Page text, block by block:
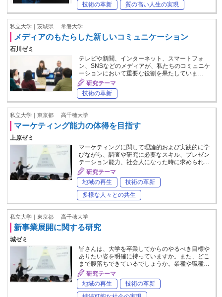
技術の革新
質の高い人生の実現
私立大学｜茨城県 常磐大学
メディアのもたらした新しいコミュニケーション
石川ゼミ
テレビや新聞、インターネット、スマートフォ
ン、SNSなどのメディアが、私たちのコミュニケ
ーションにおいて重要な役割を果たしていま…
研究テーマ
技術の革新
私立大学｜東京都 高千穂大学
マーケティング能力の体得を目指す
上原ゼミ
マーケティングに関して理論的および実践的に学
びながら、調査や研究に必要なスキル、プレゼン
テーション能力、社会人になった時に求められ…
研究テーマ
地域の再生
技術の革新
多様な人々との共生
私立大学｜東京都 高千穂大学
新事業展開に関する研究
城ゼミ
皆さんは、大学を卒業してからのやるべき目標や
ありたい姿を明確に持っていますか。また、どこ
まで腹落ちできているでしょうか。業種や職種…
研究テーマ
地域の再生
技術の革新